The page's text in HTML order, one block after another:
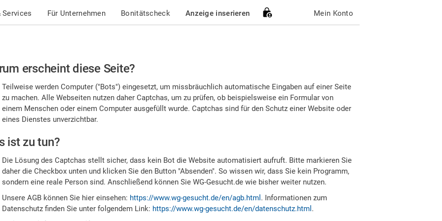
Services Für Unternehmen Bonitätscheck Anzeige inserieren Mein Konto
erscheint diese Seite?
Teilweise werden Computer ("Bots") eingesetzt, um missbräuchlich automatische Eingaben auf einer Seite
zu machen. Alle Webseiten nutzen daher Captchas, um zu prüfen, ob beispielsweise ein Formular von
einem Menschen oder einem Computer ausgefüllt wurde. Captchas sind für den Schutz einer Website oder
eines Dienstes unverzichtbar.
ist zu tun?
Die Lösung des Captchas stellt sicher, dass kein Bot die Website automatisiert aufruft. Bitte markieren Sie
daher die Checkbox unten und klicken Sie den Button "Absenden". So wissen wir, dass Sie kein Programm,
sondern eine reale Person sind. Anschließend können Sie WG-Gesucht.de wie bisher weiter nutzen.
Unsere AGB können Sie hier einsehen: https://www.wg-gesucht.de/en/agb.html . Informationen zum
Datenschutz finden Sie unter folgendem Link: https://www.wg-gesucht.de/en/datenschutz.html .